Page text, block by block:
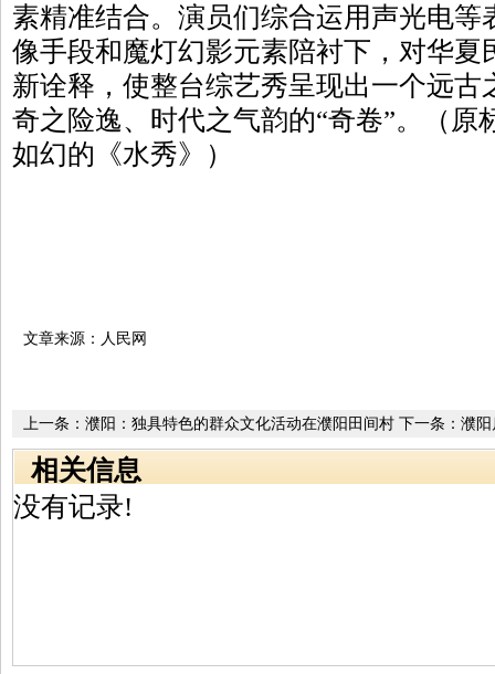
素精准结合。演员们综合运用声光电等
像手段和魔灯幻影元素陪衬下，对华夏
新诠释，使整台综艺秀呈现出一个远古
奇之险逸、时代之气韵的“奇卷”。（原
如幻的《水秀》）
文章来源：人民网
下一条： 濮阳
上一条： 濮阳：独具特色的群众文化活动在濮阳田间村
落进行的如火如荼
相关信息
没有记录!